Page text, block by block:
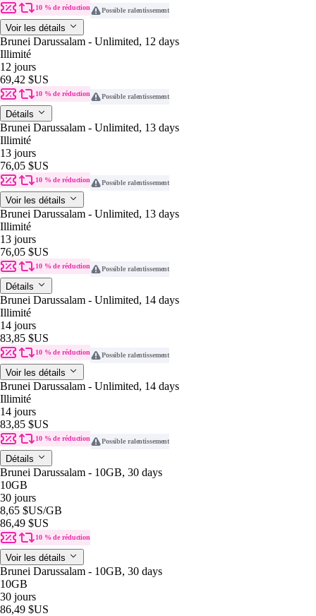
10 % de réduction Possible ralentissement
Voir les détails
Brunei Darussalam - Unlimited, 12 days
Illimité
12 jours
69,42 $US
10 % de réduction Possible ralentissement
Détails
Brunei Darussalam - Unlimited, 13 days
Illimité
13 jours
76,05 $US
10 % de réduction Possible ralentissement
Voir les détails
Brunei Darussalam - Unlimited, 13 days
Illimité
13 jours
76,05 $US
10 % de réduction Possible ralentissement
Détails
Brunei Darussalam - Unlimited, 14 days
Illimité
14 jours
83,85 $US
10 % de réduction Possible ralentissement
Voir les détails
Brunei Darussalam - Unlimited, 14 days
Illimité
14 jours
83,85 $US
10 % de réduction Possible ralentissement
Détails
Brunei Darussalam - 10GB, 30 days
10GB
30 jours
8,65 $US/GB
86,49 $US
10 % de réduction
Voir les détails
Brunei Darussalam - 10GB, 30 days
10GB
30 jours
86,49 $US